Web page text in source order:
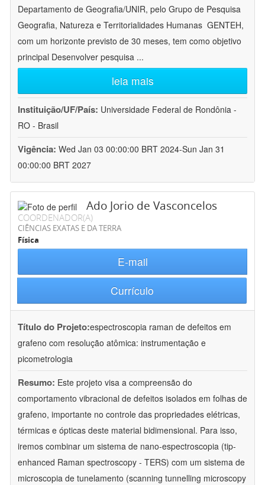
Departamento de Geografia/UNIR, pelo Grupo de Pesquisa
Geografia, Natureza e Territorialidades Humanas  GENTEH,
com um horizonte previsto de 30 meses, tem como objetivo
principal Desenvolver pesquisa ...
leia mais
Instituição/UF/País: Universidade Federal de Rondônia -
RO - Brasil
Vigência: Wed Jan 03 00:00:00 BRT 2024-Sun Jan 31
00:00:00 BRT 2027
Ado Jorio de Vasconcelos
COORDENADOR(A)
CIÊNCIAS EXATAS E DA TERRA
Física
E-mail
Currículo
Título do Projeto:espectroscopia raman de defeitos em
grafeno com resolução atômica: instrumentação e
picometrologia
Resumo: Este projeto visa a compreensão do
comportamento vibracional de defeitos isolados em folhas de
grafeno, importante no controle das propriedades elétricas,
térmicas e ópticas deste material bidimensional. Para isso,
iremos combinar um sistema de nano-espectroscopia (tip-
enhanced Raman spectroscopy - TERS) com um sistema de
microscopia de tunelamento (scanning tunnelling microscopy